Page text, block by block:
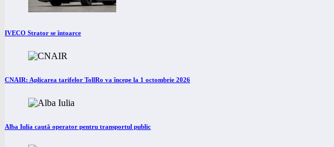
IVECO Strator se întoarce
CNAIR: Aplicarea tarifelor TollRo va începe la 1 octombrie 2026
Alba Iulia caută operator pentru transportul public